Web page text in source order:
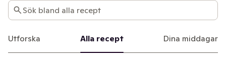
Recept
Sök bland alla recept
Utforska Alla recept Dina middagar